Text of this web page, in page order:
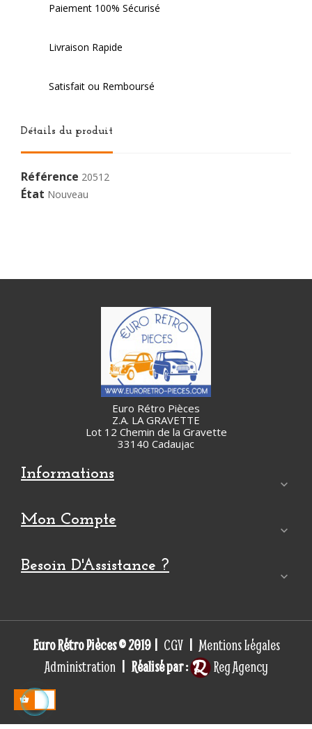
Paiement 100% Sécurisé
Livraison Rapide
Satisfait ou Remboursé
Détails du produit
Référence 20512
État Nouveau
Euro Rétro Pièces
Z.A. LA GRAVETTE
Lot 12 Chemin de la Gravette
33140 Cadaujac
Informations

Mon Compte

Besoin D'Assistance ?

Euro Rétro Pièces © 2019 | CGV| Mentions Légales
Administration | Réalisé par : Reg Agency